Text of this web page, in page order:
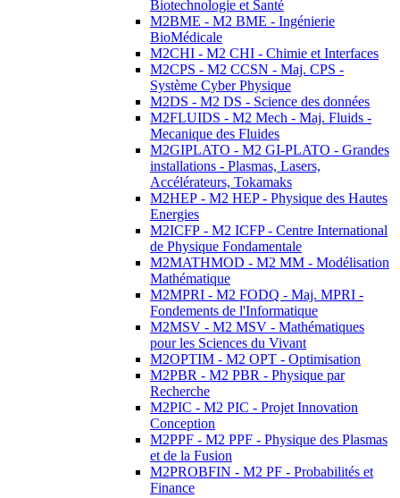
Biotechnologie et Santé
M2BME - M2 BME - Ingénierie
BioMédicale
M2CHI - M2 CHI - Chimie et Interfaces
M2CPS - M2 CCSN - Maj. CPS -
Système Cyber Physique
M2DS - M2 DS - Science des données
M2FLUIDS - M2 Mech - Maj. Fluids -
Mecanique des Fluides
M2GIPLATO - M2 GI-PLATO - Grandes
installations - Plasmas, Lasers,
Accélérateurs, Tokamaks
M2HEP - M2 HEP - Physique des Hautes
Energies
M2ICFP - M2 ICFP - Centre International
de Physique Fondamentale
M2MATHMOD - M2 MM - Modélisation
Mathématique
M2MPRI - M2 FODQ - Maj. MPRI -
Fondements de l'Informatique
M2MSV - M2 MSV - Mathématiques
pour les Sciences du Vivant
M2OPTIM - M2 OPT - Optimisation
M2PBR - M2 PBR - Physique par
Recherche
M2PIC - M2 PIC - Projet Innovation
Conception
M2PPF - M2 PPF - Physique des Plasmas
et de la Fusion
M2PROBFIN - M2 PF - Probabilités et
Finance